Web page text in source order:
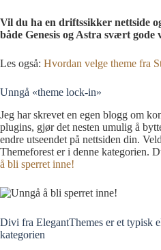
Vil du ha en driftssikker nettside
både Genesis og Astra svært gode
Les også: Hvordan velge theme fra
Unngå «theme lock-in»
Jeg har skrevet en egen blogg om
plugins, gjør det nesten umulig å
endre utseendet på nettsiden din.
Themeforest er i denne kategorien.
å bli sperret inne!
Divi fra ElegantThemes er et typisk
kategorien